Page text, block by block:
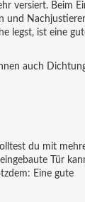
versiert. Beim
und
legst, ist eine
auch
du mit
Tür
Eine gute